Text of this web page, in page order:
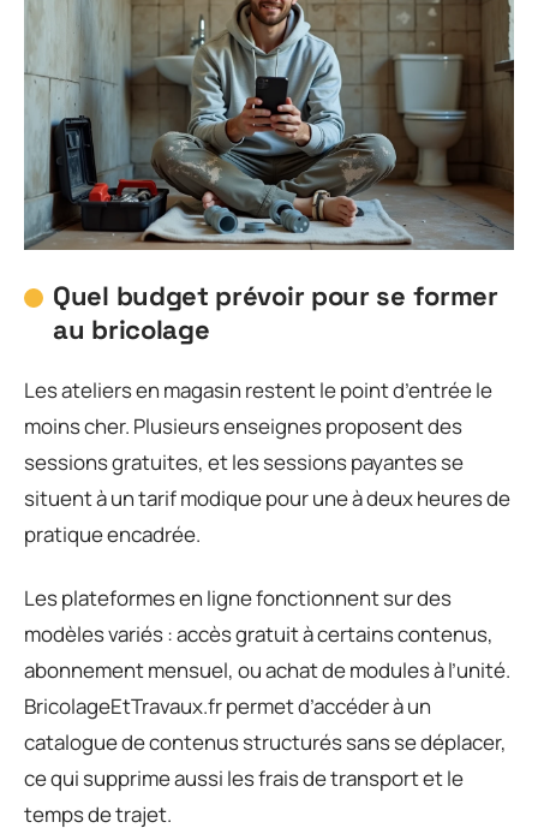
Quel budget prévoir pour se former
au bricolage
Les ateliers en magasin restent le point d’entrée le
moins cher. Plusieurs enseignes proposent des
sessions gratuites, et les sessions payantes se
situent à un tarif modique pour une à deux heures de
pratique encadrée.
Les plateformes en ligne fonctionnent sur des
modèles variés : accès gratuit à certains contenus,
abonnement mensuel, ou achat de modules à l’unité.
BricolageEtTravaux.fr permet d’accéder à un
catalogue de contenus structurés sans se déplacer,
ce qui supprime aussi les frais de transport et le
temps de trajet.